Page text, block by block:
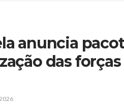
anuncia
das